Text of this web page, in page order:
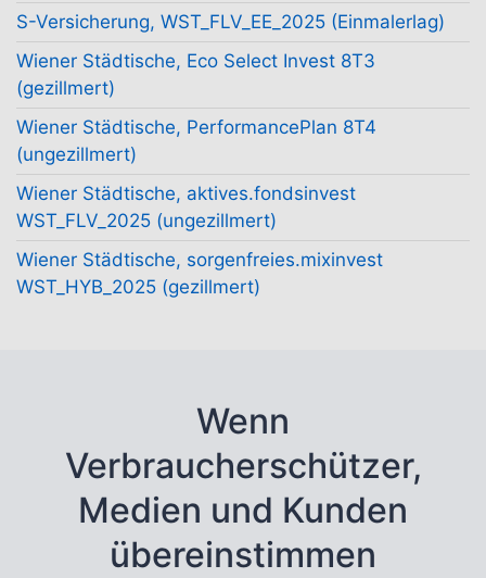
S-Versicherung, WST_FLV_EE_2025 (Einmalerlag)
Wiener Städtische, Eco Select Invest 8T3
(gezillmert)
Wiener Städtische, PerformancePlan 8T4
(ungezillmert)
Wiener Städtische, aktives.fondsinvest
WST_FLV_2025 (ungezillmert)
Wiener Städtische, sorgenfreies.mixinvest
WST_HYB_2025 (gezillmert)
Wenn
Verbraucherschützer,
Medien und Kunden
übereinstimmen